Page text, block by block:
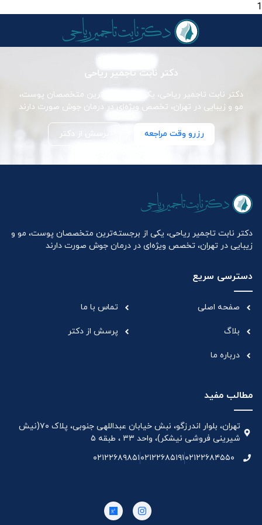
1
دکتر نابت تاجمیر ریاحی
دکتر نابت تاجمیر ریاحی، یکی از برجسته‌ترین متخصصان پوست،
مو و زیبایی در تهران، تخصص ویژه‌ای در درمان جوش صورت دارند
رزرو وقت مراجعه پرسش از دکتر
دکتر نابت تاجمیر ریاحی، یکی از برجسته‌ترین متخصصان پوست، مو و
زیبایی در تهران، تخصص ویژه‌ای در درمان جوش صورت دارند
دسترسی سریع
صفحه اصلی
بلاگ
درباره ما
تماس با ما
پرسش از دکتر
مطالب مفید
تهران، بلوار اندرزگو، نبش خیابان عبداللهی جنوبی، پلاک ۷۰(نیش
شیرینی فروشی نیشکر)، واحد ۳۳ ، طبقه ۵
۰۲۱۲۲۶۸۴۵۵۰۰۲۱۲۲۶۸۵۱۹۱۰۲۱۲۲۶۸۹۸۵۱